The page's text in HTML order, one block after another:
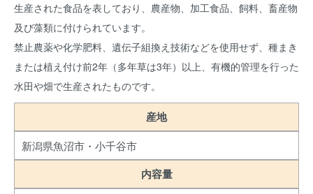
生産された食品を表しており、農産物、加工食品、飼料、畜産物
及び藻類に付けられています。
禁止農薬や化学肥料、遺伝子組換え技術などを使用せず、種まき
または植え付け前2年（多年草は3年）以上、有機的管理を行った
水田や畑で生産されたものです。
産地
新潟県魚沼市・小千谷市
内容量